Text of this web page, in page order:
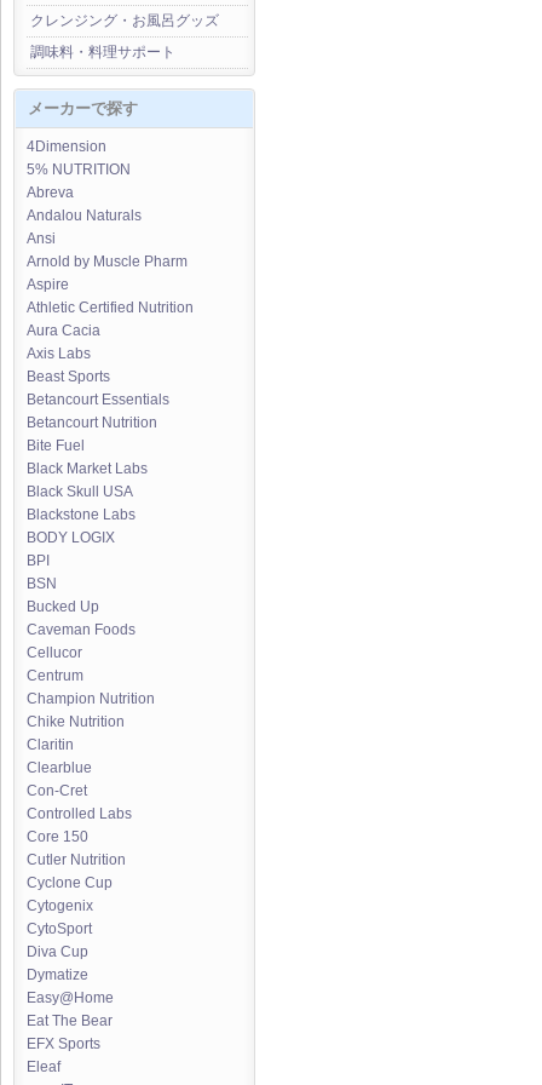
クレンジング・お風呂グッズ
調味料・料理サポート
メーカーで探す
4Dimension
5% NUTRITION
Abreva
Andalou Naturals
Ansi
Arnold by Muscle Pharm
Aspire
Athletic Certified Nutrition
Aura Cacia
Axis Labs
Beast Sports
Betancourt Essentials
Betancourt Nutrition
Bite Fuel
Black Market Labs
Black Skull USA
Blackstone Labs
BODY LOGIX
BPI
BSN
Bucked Up
Caveman Foods
Cellucor
Centrum
Champion Nutrition
Chike Nutrition
Claritin
Clearblue
Con-Cret
Controlled Labs
Core 150
Cutler Nutrition
Cyclone Cup
Cytogenix
CytoSport
Diva Cup
Dymatize
Easy@Home
Eat The Bear
EFX Sports
Eleaf